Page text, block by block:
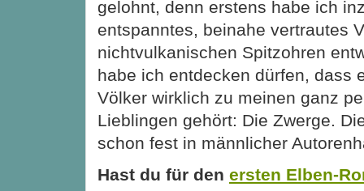
gelohnt, denn erstens habe ich
entspanntes, beinahe vertrautes
nichtvulkanischen Spitzohren
habe ich entdecken dürfen, dass
Völker wirklich zu meinen ganz
Lieblingen gehört: Die Zwerge.
schon fest in männlicher
Hast du für den ersten Elben-